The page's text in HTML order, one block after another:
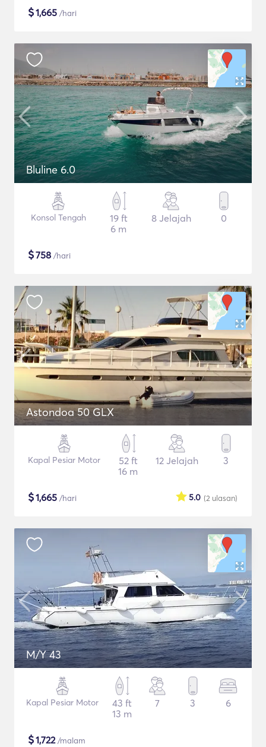
$1,665 /hari
Bluline 6.0
Konsol Tengah
19 ft
6 m
8 Jelajah 0
$758 /hari
Astondoa 50 GLX
Kapal Pesiar Motor
52 ft
16 m
12 Jelajah 3
$1,665 /hari (2 ulasan)
5.0
M/Y 43
Kapal Pesiar Motor
43 ft
13 m
7 3 6
$1,722/malam